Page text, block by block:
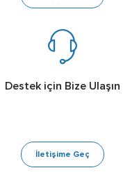
Destek için Bize Ulaşın
İletişime Geç